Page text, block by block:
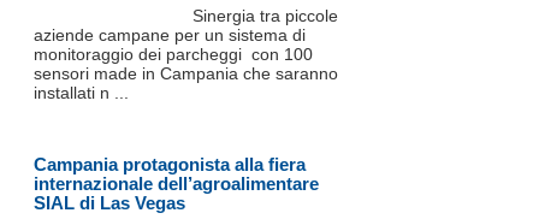
Sinergia tra piccole
aziende campane per un sistema di
monitoraggio dei parcheggi con 100
sensori made in Campania che saranno
installati n ...
Campania protagonista alla fiera
internazionale dell’agroalimentare
SIAL di Las Vegas